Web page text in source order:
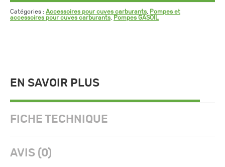
Catégories : Accessoires pour cuves carburants
Pompes et
accessoires pour cuves carburants
Pompes GASOIL
EN SAVOIR PLUS
FICHE TECHNIQUE
AVIS (0)